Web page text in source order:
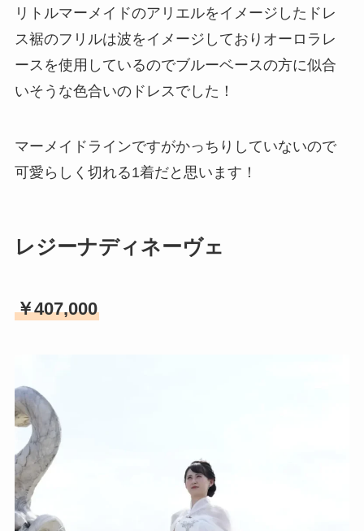
リトルマーメイドのアリエルをイメージしたドレ
ス裾のフリルは波をイメージしておりオーロラレ
ースを使用しているのでブルーベースの方に似合
いそうな色合いのドレスでした！
マーメイドラインですがかっちりしていないので
可愛らしく切れる1着だと思います！
レジーナディネーヴェ
￥407,000